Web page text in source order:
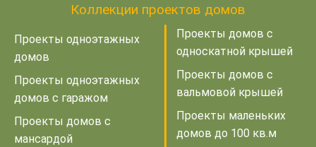
Коллекции проектов домов
Проекты одноэтажных
домов
Проекты одноэтажных
домов с гаражом
Проекты домов с
мансардой
Проекты домов с
односкатной крышей
Проекты домов с
вальмовой крышей
Проекты маленьких
домов до 100 кв.м